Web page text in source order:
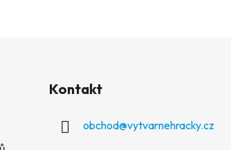
Kontakt
obchod@vytvarnehracky.cz